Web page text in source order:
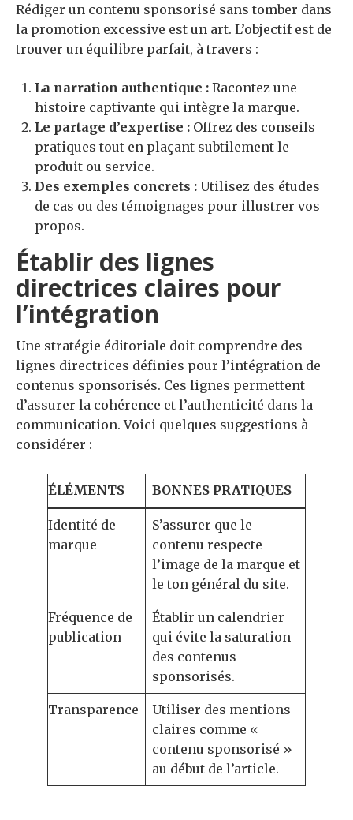
Rédiger un contenu sponsorisé sans tomber dans
la promotion excessive est un art. L’objectif est de
trouver un équilibre parfait, à travers :
La narration authentique : Racontez une
histoire captivante qui intègre la marque.
Le partage d’expertise : Offrez des conseils
pratiques tout en plaçant subtilement le
produit ou service.
Des exemples concrets : Utilisez des études
de cas ou des témoignages pour illustrer vos
propos.
Établir des lignes
directrices claires pour
l’intégration
Une stratégie éditoriale doit comprendre des
lignes directrices définies pour l’intégration de
contenus sponsorisés. Ces lignes permettent
d’assurer la cohérence et l’authenticité dans la
communication. Voici quelques suggestions à
considérer :
ÉLÉMENTS BONNES PRATIQUES
Identité de
marque
S’assurer que le
contenu respecte
l’image de la marque et
le ton général du site.
Fréquence de
publication
Établir un calendrier
qui évite la saturation
des contenus
sponsorisés.
Transparence
Utiliser des mentions
claires comme «
contenu sponsorisé »
au début de l’article.